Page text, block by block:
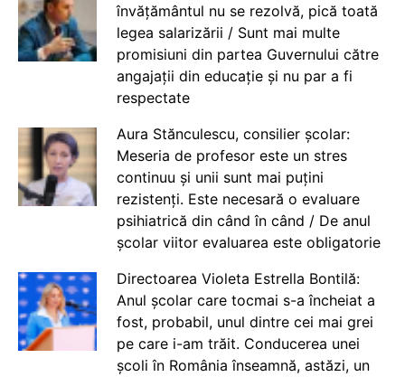
învățământul nu se rezolvă, pică toată
legea salarizării / Sunt mai multe
promisiuni din partea Guvernului către
angajații din educație și nu par a fi
respectate
Aura Stănculescu, consilier școlar:
Meseria de profesor este un stres
continuu și unii sunt mai puțini
rezistenți. Este necesară o evaluare
psihiatrică din când în când / De anul
școlar viitor evaluarea este obligatorie
Directoarea Violeta Estrella Bontilă:
Anul școlar care tocmai s-a încheiat a
fost, probabil, unul dintre cei mai grei
pe care i-am trăit. Conducerea unei
școli în România înseamnă, astăzi, un